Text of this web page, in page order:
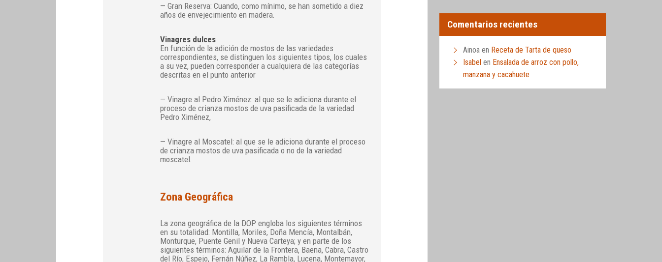
— Gran Reserva: Cuando, como mínimo, se han sometido a diez
años de envejecimiento en madera.
Vinagres dulces
En función de la adición de mostos de las variedades
correspondientes, se distinguen los siguientes tipos, los cuales
a su vez, pueden corresponder a cualquiera de las categorías
descritas en el punto anterior
— Vinagre al Pedro Ximénez: al que se le adiciona durante el
proceso de crianza mostos de uva pasificada de la variedad
Pedro Ximénez,
— Vinagre al Moscatel: al que se le adiciona durante el proceso
de crianza mostos de uva pasificada o no de la variedad
moscatel.
Zona Geográfica
La zona geográfica de la DOP engloba los siguientes términos
en su totalidad: Montilla, Moriles, Doña Mencía, Montalbán,
Monturque, Puente Genil y Nueva Carteya; y en parte de los
siguientes términos: Aguilar de la Frontera, Baena, Cabra, Castro
del Río, Espejo, Fernán Núñez, La Rambla, Lucena, Montemayor,
Comentarios recientes
Ainoa en Receta de Tarta de queso
Isabel en Ensalada de arroz con pollo,
manzana y cacahuete